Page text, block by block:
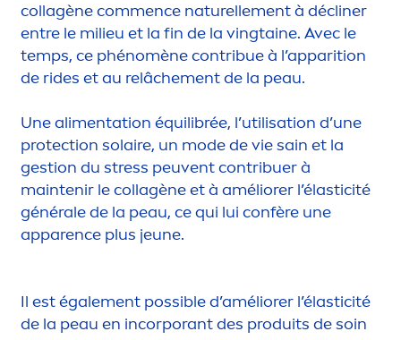
collagène commence naturellement à décliner
entre le milieu et la fin de la vingtaine. Avec le
temps, ce phénomène contribue à l’apparition
de rides et au relâchement de la peau.
Une alimentation équilibrée, l’utilisation d’une
protection solaire, un mode de vie sain et la
gestion du stress peuvent contribuer à
maintenir le collagène et à améliorer l’élasticité
générale de la peau, ce qui lui confère une
apparence plus jeune.
Il est également possible d’améliorer l’élasticité
de la peau en incorporant des produits de soin